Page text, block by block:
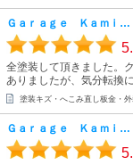
Ｇａｒａｇｅ Ｋａｍｉ…
全塗装して頂きました。
ありましたが、気分転換
塗装キズ・へこみ直し板金・
Ｇａｒａｇｅ Ｋａｍｉ…